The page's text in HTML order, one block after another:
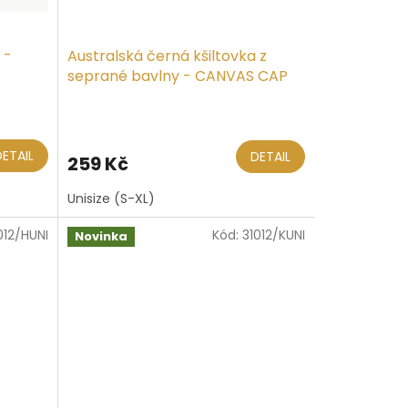
-
Australská černá kšiltovka z
seprané bavlny - CANVAS CAP
259 Kč DETAIL
Unisize (S-XL)
HUNI
Novinka Kód: 31012/KUNI